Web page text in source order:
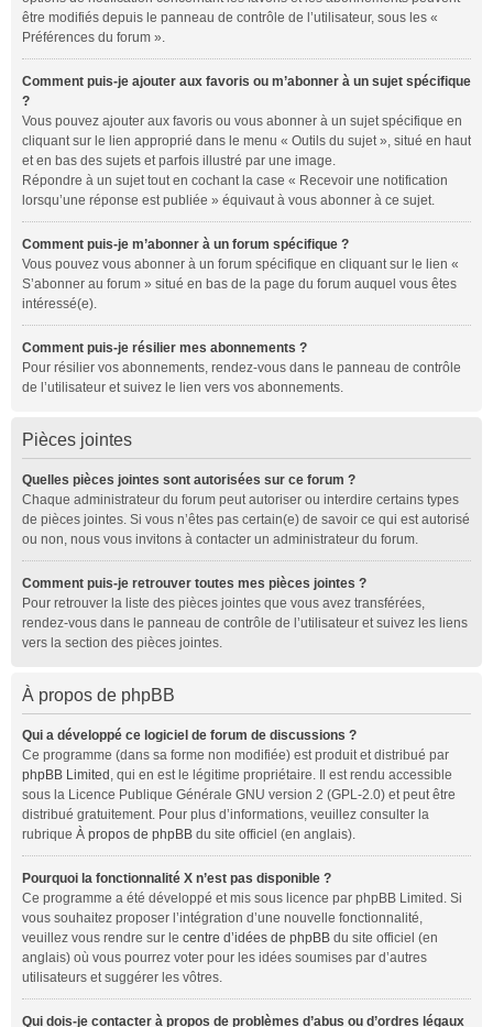
être modifiés depuis le panneau de contrôle de l’utilisateur, sous les «
Préférences du forum ».
Comment puis-je ajouter aux favoris ou m’abonner à un sujet spécifique
?
Vous pouvez ajouter aux favoris ou vous abonner à un sujet spécifique en
cliquant sur le lien approprié dans le menu « Outils du sujet », situé en haut
et en bas des sujets et parfois illustré par une image.
Répondre à un sujet tout en cochant la case « Recevoir une notification
lorsqu’une réponse est publiée » équivaut à vous abonner à ce sujet.
Comment puis-je m’abonner à un forum spécifique ?
Vous pouvez vous abonner à un forum spécifique en cliquant sur le lien «
S’abonner au forum » situé en bas de la page du forum auquel vous êtes
intéressé(e).
Comment puis-je résilier mes abonnements ?
Pour résilier vos abonnements, rendez-vous dans le panneau de contrôle
de l’utilisateur et suivez le lien vers vos abonnements.
Pièces jointes
Quelles pièces jointes sont autorisées sur ce forum ?
Chaque administrateur du forum peut autoriser ou interdire certains types
de pièces jointes. Si vous n’êtes pas certain(e) de savoir ce qui est autorisé
ou non, nous vous invitons à contacter un administrateur du forum.
Comment puis-je retrouver toutes mes pièces jointes ?
Pour retrouver la liste des pièces jointes que vous avez transférées,
rendez-vous dans le panneau de contrôle de l’utilisateur et suivez les liens
vers la section des pièces jointes.
À propos de phpBB
Qui a développé ce logiciel de forum de discussions ?
Ce programme (dans sa forme non modifiée) est produit et distribué par
phpBB Limited , qui en est le légitime propriétaire. Il est rendu accessible
sous la Licence Publique Générale GNU version 2 (GPL-2.0) et peut être
distribué gratuitement. Pour plus d’informations, veuillez consulter la
rubrique À propos de phpBB du site officiel (en anglais).
Pourquoi la fonctionnalité X n’est pas disponible ?
Ce programme a été développé et mis sous licence par phpBB Limited. Si
vous souhaitez proposer l’intégration d’une nouvelle fonctionnalité,
veuillez vous rendre sur le centre d’idées de phpBB du site officiel (en
anglais) où vous pourrez voter pour les idées soumises par d’autres
utilisateurs et suggérer les vôtres.
Qui dois-je contacter à propos de problèmes d’abus ou d’ordres légaux